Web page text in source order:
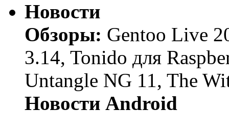
Новости
Обзоры: Gentoo Live
3.14, Tonido для
Untangle NG 11, The
Новости Android